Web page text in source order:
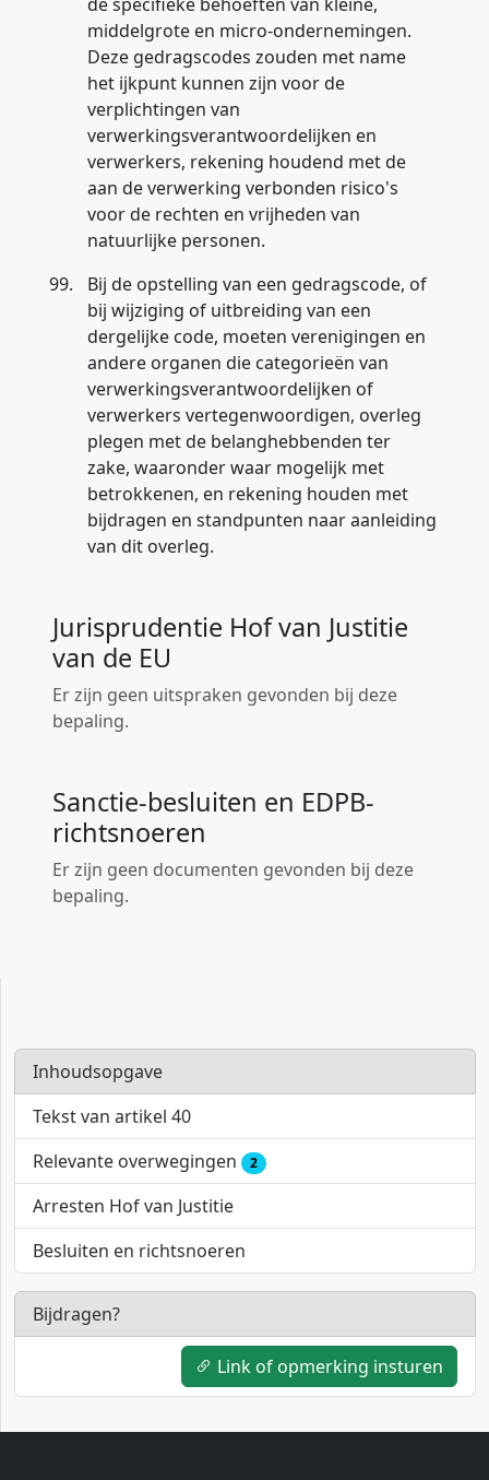
middelgrote en micro-ondernemingen.
Deze gedragscodes zouden met name
het ijkpunt kunnen zijn voor de
verplichtingen van
verwerkingsverantwoordelijken en
verwerkers, rekening houdend met de
aan de verwerking verbonden risico's
voor de rechten en vrijheden van
natuurlijke personen.
99.
Bij de opstelling van een gedragscode, of
bij wijziging of uitbreiding van een
dergelijke code, moeten verenigingen en
andere organen die categorieën van
verwerkingsverantwoordelijken of
verwerkers vertegenwoordigen, overleg
plegen met de belanghebbenden ter
zake, waaronder waar mogelijk met
betrokkenen, en rekening houden met
bijdragen en standpunten naar aanleiding
van dit overleg.
Jurisprudentie Hof van Justitie
van de EU
Er zijn geen uitspraken gevonden bij deze
bepaling.
Sanctie-besluiten en EDPB-
richtsnoeren
Er zijn geen documenten gevonden bij deze
bepaling.
Inhoudsopgave
Tekst van artikel 40
Relevante overwegingen
2
Arresten Hof van Justitie
Besluiten en richtsnoeren
Bijdragen?
Link of opmerking insturen